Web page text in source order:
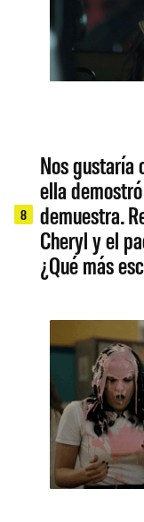
8
Nos gustaría
ella
demuestra.
Cheryl y el
¿Qué más